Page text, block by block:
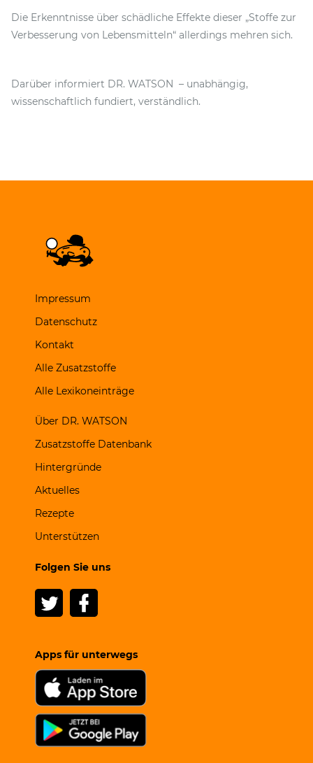
Die Erkenntnisse über schädliche Effekte dieser „Stoffe zur
Verbesserung von Lebensmitteln“ allerdings mehren sich.
Darüber informiert DR. WATSON – unabhängig,
wissenschaftlich fundiert, verständlich.
Impressum
Datenschutz
Kontakt
Alle Zusatzstoffe
Alle Lexikoneinträge
Über DR. WATSON
Zusatzstoffe Datenbank
Hintergründe
Aktuelles
Rezepte
Unterstützen
Folgen Sie uns
Apps für unterwegs